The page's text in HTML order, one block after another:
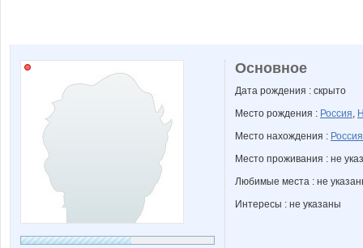
Основное
Дата рождения : скрыто
Место рождения : Россия,
Место нахождения : Россия
Место проживания : не
Любимые места : не
Интересы : не указаны